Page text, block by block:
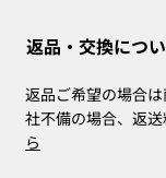
返品・交換につ
返品ご希望の場合
社不備の場合、返
ら